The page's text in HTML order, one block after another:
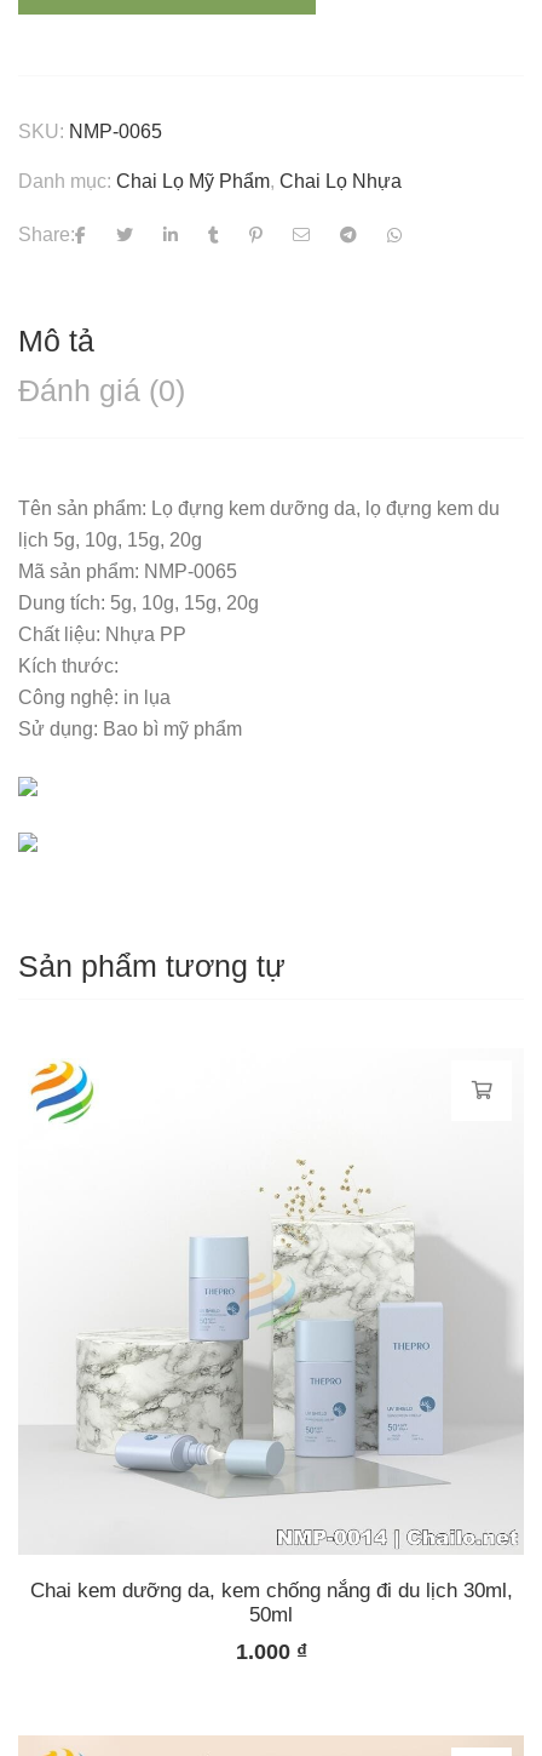
SKU: NMP-0065
Danh mục: Chai Lọ Mỹ Phẩm, Chai Lọ Nhựa
Share:
Mô tả
Đánh giá (0)
Tên sản phẩm: Lọ đựng kem dưỡng da, lọ đựng kem du
lịch 5g, 10g, 15g, 20g
Mã sản phẩm: NMP-0065
Dung tích: 5g, 10g, 15g, 20g
Chất liệu: Nhựa PP
Kích thước:
Công nghệ: in lụa
Sử dụng: Bao bì mỹ phẩm
Sản phẩm tương tự
Chai kem dưỡng da, kem chống nắng đi du lịch 30ml,
50ml
1.000 ₫